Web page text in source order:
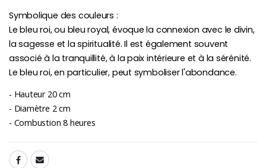
-25%
Lot de 20 Bougies de Neuvaine Blanches
€78.00 €58.50
Huile d'Onction
€9.90
€2.50
Symbolique des couleurs :
Le bleu roi, ou bleu royal, évoque la connexion avec le divin,
la sagesse et la spiritualité. Il est également souvent
associé à la tranquillité, à la paix intérieure et à la sérénité.
Le bleu roi, en particulier, peut symboliser l'abondance.
- Hauteur 20 cm
- Diamètre 2 cm
- Combustion 8 heures
SHARE: